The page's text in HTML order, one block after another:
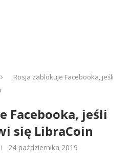
Rosja zablokuje Facebooka, jeśli
Facebooka, jeśli
się LibraCoin
24 października 2019